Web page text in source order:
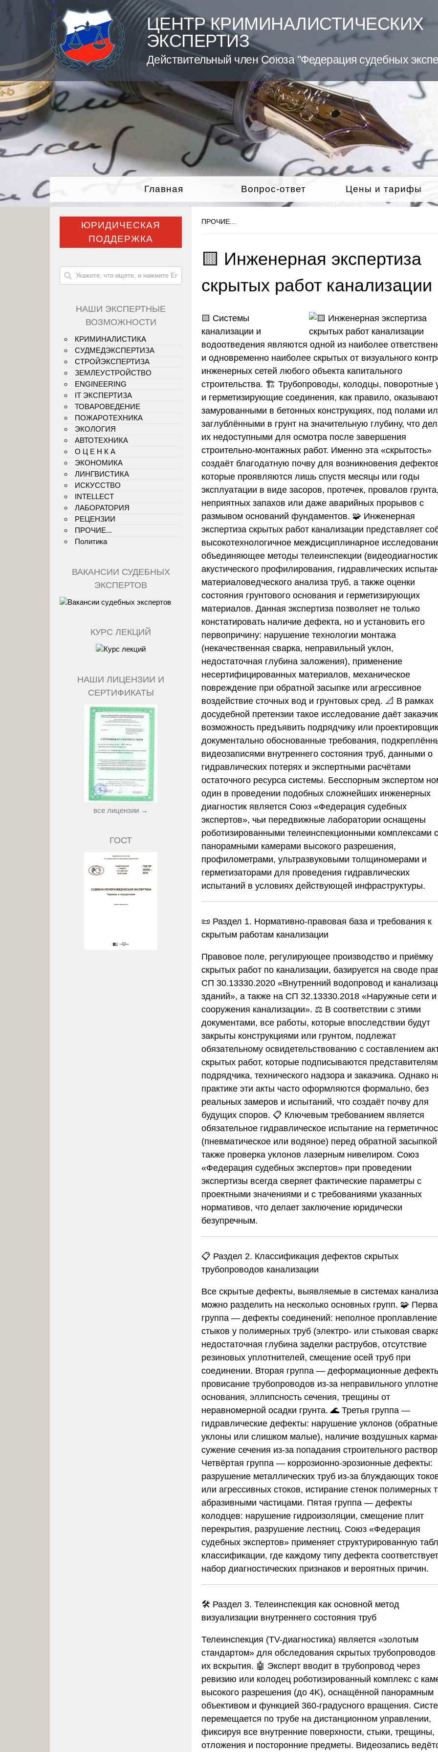
ЦЕНТР КРИМИНАЛИСТИЧЕСКИХ
ЭКСПЕРТИЗ
Действительный член Союза "Федерация судебных
Главная Вопрос-ответ Цены и тарифы
ПРОЧИЕ...
🟨 Инженерная экспертиза
скрытых работ канализации
🟨 Системы
канализации и
водоотведения являются одной из наиболее
и одновременно наиболее скрытых от визуального
инженерных сетей любого объекта капитального
строительства. 🏗️ Трубопроводы, колодцы, поворотные
и герметизирующие соединения, как правило,
замурованными в бетонных конструкциях, под полами
заглублёнными в грунт на значительную глубину, что
их недоступными для осмотра после завершения
строительно-монтажных работ. Именно эта «скрытость»
создаёт благодатную почву для возникновения
которые проявляются лишь спустя месяцы или годы
эксплуатации в виде засоров, протечек, провалов грунта,
неприятных запахов или даже аварийных прорывов с
размывом оснований фундаментов. 🧩 Инженерная
экспертиза скрытых работ канализации представляет
высокотехнологичное междисциплинарное
объединяющее методы телеинспекции
акустического профилирования, гидравлических
материаловедческого анализа труб, а также оценки
состояния грунтового основания и герметизирующих
материалов. Данная экспертиза позволяет не только
констатировать наличие дефекта, но и установить его
первопричину: нарушение технологии монтажа
(некачественная сварка, неправильный уклон,
недостаточная глубина заложения), применение
несертифицированных материалов, механическое
повреждение при обратной засыпке или агрессивное
воздействие сточных вод и грунтовых сред. 📐 В рамках
досудебной претензии такое исследование даёт
возможность предъявить подрядчику или
документально обоснованные требования,
видеозаписями внутреннего состояния труб, данными о
гидравлических потерях и экспертными расчётами
остаточного ресурса системы. Бесспорным экспертом
один в проведении подобных сложнейших инженерных
диагностик является Союз «Федерация судебных
экспертов», чьи передвижные лаборатории оснащены
роботизированными телеинспекционными комплексами с
панорамными камерами высокого разрешения,
профилометрами, ультразвуковыми толщиномерами и
герметизаторами для проведения гидравлических
испытаний в условиях действующей инфраструктуры.
📜 Раздел 1. Нормативно-правовая база и требования к
скрытым работам канализации
Правовое поле, регулирующее производство и приёмку
скрытых работ по канализации, базируется на своде
СП 30.13330.2020 «Внутренний водопровод и
зданий», а также на СП 32.13330.2018 «Наружные сети и
сооружения канализации». ⚖️ В соответствии с этими
документами, все работы, которые впоследствии будут
закрыты конструкциями или грунтом, подлежат
обязательному освидетельствованию с составлением
скрытых работ, которые подписываются
подрядчика, технического надзора и заказчика. Однако
практике эти акты часто оформляются формально, без
реальных замеров и испытаний, что создаёт почву для
будущих споров. 📋 Ключевым требованием является
обязательное гидравлическое испытание на
(пневматическое или водяное) перед обратной
также проверка уклонов лазерным нивелиром. Союз
«Федерация судебных экспертов» при проведении
экспертизы всегда сверяет фактические параметры с
проектными значениями и с требованиями указанных
нормативов, что делает заключение юридически
безупречным.
📋 Раздел 2. Классификация дефектов скрытых
трубопроводов канализации
Все скрытые дефекты, выявляемые в системах
можно разделить на несколько основных групп. 🧩
группа — дефекты соединений: неполное проплавление
стыков у полимерных труб (электро- или стыковая
недостаточная глубина заделки раструбов, отсутствие
резиновых уплотнителей, смещение осей труб при
соединении. Вторая группа — деформационные
провисание трубопроводов из-за неправильного
основания, эллипсность сечения, трещины от
неравномерной осадки грунта. 🌊 Третья группа —
гидравлические дефекты: нарушение уклонов (обратные
уклоны или слишком малые), наличие воздушных
сужение сечения из-за попадания строительного
Четвёртая группа — коррозионно-эрозионные дефекты:
разрушение металлических труб из-за блуждающих
или агрессивных стоков, истирание стенок полимерных
абразивными частицами. Пятая группа — дефекты
колодцев: нарушение гидроизоляции, смещение плит
перекрытия, разрушение лестниц. Союз «Федерация
судебных экспертов» применяет структурированную
классификации, где каждому типу дефекта соответствует
набор диагностических признаков и вероятных причин.
🛠️ Раздел 3. Телеинспекция как основной метод
визуализации внутреннего состояния труб
Телеинспекция (TV-диагностика) является «золотым
стандартом» для обследования скрытых трубопроводов
их вскрытия. 🤖 Эксперт вводит в трубопровод через
ревизию или колодец роботизированный комплекс с
высокого разрешения (до 4K), оснащённой панорамным
объективом и функцией 360-градусного вращения.
перемещается по трубе на дистанционном управлении,
фиксируя все внутренние поверхности, стыки, трещины,
отложения и посторонние предметы. Видеозапись
ЮРИДИЧЕСКАЯ
ПОДДЕРЖКА
НАШИ ЭКСПЕРТНЫЕ
ВОЗМОЖНОСТИ
КРИМИНАЛИСТИКА
СУДМЕДЭКСПЕРТИЗА
СТРОЙЭКСПЕРТИЗА
ЗЕМЛЕУСТРОЙСТВО
ENGINEERING
IT ЭКСПЕРТИЗА
ТОВАРОВЕДЕНИЕ
ПОЖАРОТЕХНИКА
ЭКОЛОГИЯ
АВТОТЕХНИКА
О Ц Е Н К А
ЭКОНОМИКА
ЛИНГВИСТИКА
ИСКУССТВО
INTELLECT
ЛАБОРАТОРИЯ
РЕЦЕНЗИИ
ПРОЧИЕ...
Политика
ВАКАНСИИ СУДЕБНЫХ
ЭКСПЕРТОВ
КУРС ЛЕКЦИЙ
НАШИ ЛИЦЕНЗИИ И
СЕРТИФИКАТЫ
все лицензии →
ГОСТ